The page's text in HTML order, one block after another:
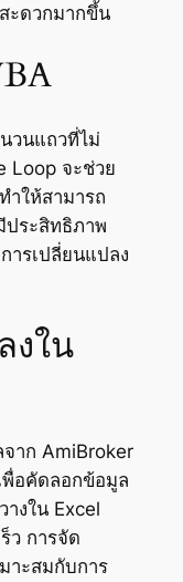
ะดวกมากขึ้น
วนแถวที่ไม่
Loop จะช่วย
ำให้สามารถ
ประสิทธิภาพ
ารเปลี่ยนแปลง
งใน
าก AmiBroker
พื่อคัดลอกข้อมูล
างใน Excel
ว การจัด
าะสมกับการ